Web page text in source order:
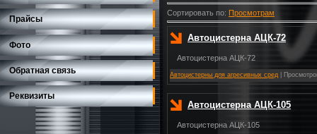
Прайсы
Фото
Обратная связь
Реквизиты
Сортировать по: Просмотрам
Автоцистерна АЦК-72
Автоцистерна АЦК-72
Автоцистерны для агресивных сред
Автоцистерна АЦК-105
Автоцистерна АЦК-105